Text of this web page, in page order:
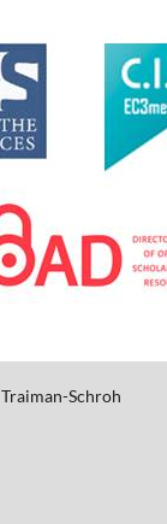
Traiman-Schroh